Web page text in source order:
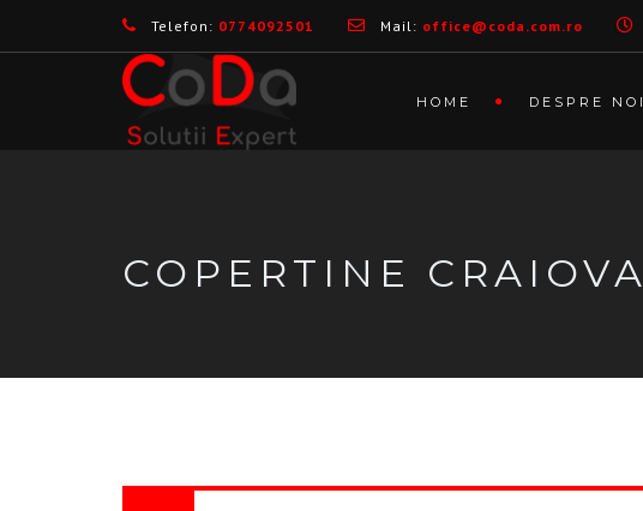
Telefon: 0774092501 Mail: office@coda.com.ro
HOME DESPRE NOI
COPERTINE CRAIOVA